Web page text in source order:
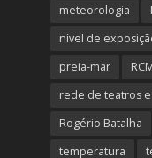
meteorologia
nível de
preia-mar
rede de teatros
Rogério Batalha
temperatura